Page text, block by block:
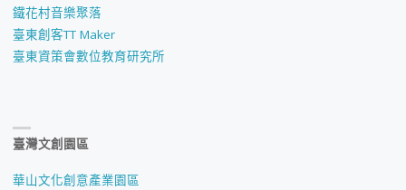
鐵花村音樂聚落
臺東創客TT Maker
臺東資策會數位教育研究所
臺灣文創園區
華山文化創意產業園區